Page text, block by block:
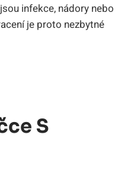
infekce, nádory nebo
je proto nezbytné
S